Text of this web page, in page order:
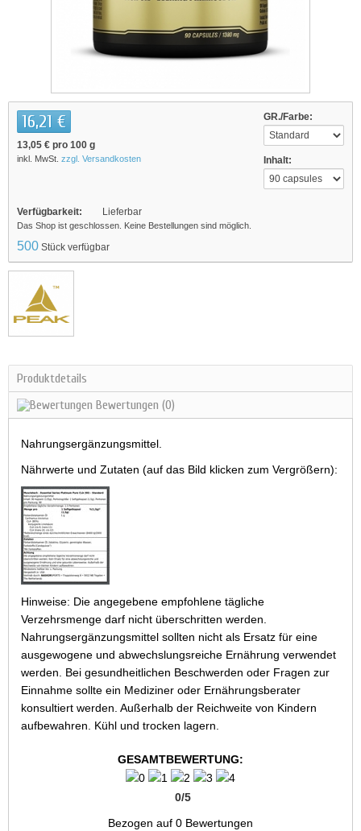
GR./Farbe:
Inhalt:
16,21 €
13,05 € pro 100 g
inkl. MwSt. zzgl. Versandkosten
Verfügbarkeit: Lieferbar
Das Shop ist geschlossen. Keine Bestellungen sind möglich.
500 Stück verfügbar
Produktdetails
Bewertungen (0)
Nahrungsergänzungsmittel.
Nährwerte und Zutaten (auf das Bild klicken zum Vergrößern):
Hinweise: Die angegebene empfohlene tägliche
Verzehrsmenge darf nicht überschritten werden.
Nahrungsergänzungsmittel sollten nicht als Ersatz für eine
ausgewogene und abwechslungsreiche Ernährung verwendet
werden. Bei gesundheitlichen Beschwerden oder Fragen zur
Einnahme sollte ein Mediziner oder Ernährungsberater
konsultiert werden. Außerhalb der Reichweite von Kindern
aufbewahren. Kühl und trocken lagern.
GESAMTBEWERTUNG:
0/5
Bezogen auf 0 Bewertungen